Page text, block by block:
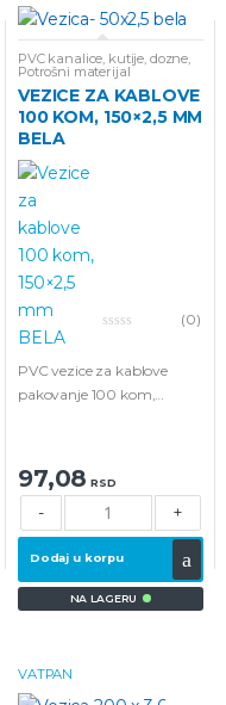
PVC kanalice, kutije, dozne,
Potrošni materijal
VEZICE ZA KABLOVE
100 KOM, 150×2,5 MM
BELA
u
o
(0)
PVC vezice za kablove
pakovanje 100 kom,
97,08 RSD
- +
Dodaj u korpu
NA LAGERU
VATPAN